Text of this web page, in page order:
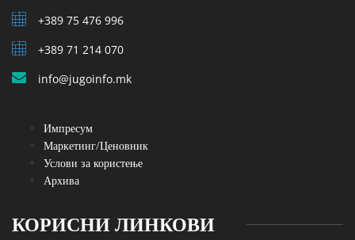
+389 75 476 996
+389 71 214 070
info@jugoinfo.mk
Импресум
Маркетинг/Ценовник
Услови за користење
Архива
КОРИСНИ ЛИНКОВИ